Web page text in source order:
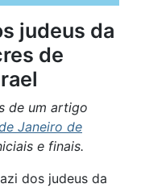
judeus da
de
de um artigo
Janeiro de
e finais.
dos judeus da